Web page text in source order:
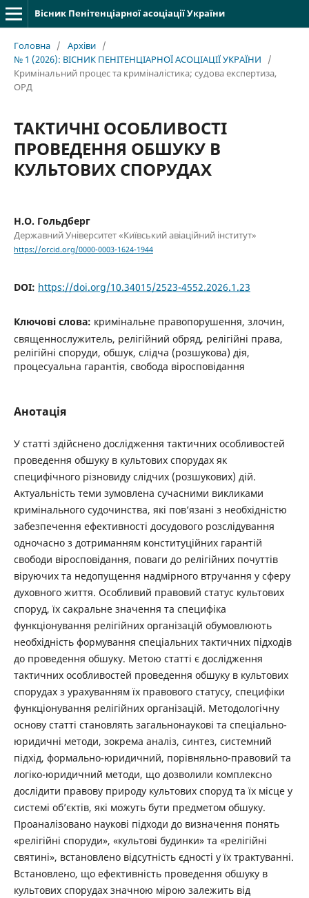
Вісник Пенітенціарної асоціації України
Головна / Архіви /
№ 1 (2026): ВІСНИК ПЕНІТЕНЦІАРНОЇ АСОЦІАЦІЇ УКРАЇНИ
/
Кримінальний процес та криміналістика; судова експертиза,
ОРД
ТАКТИЧНІ ОСОБЛИВОСТІ
ПРОВЕДЕННЯ ОБШУКУ В
КУЛЬТОВИХ СПОРУДАХ
Н.О. Гольдберг
Державний Університет «Київський авіаційний інститут»
https://orcid.org/0000-0003-1624-1944
DOI: https://doi.org/10.34015/2523-4552.2026.1.23
Ключові слова: кримінальне правопорушення, злочин,
священнослужитель, релігійний обряд, релігійні права,
релігійні споруди, обшук, слідча (розшукова) дія,
процесуальна гарантія, свобода віросповідання
Анотація
У статті здійснено дослідження тактичних особливостей
проведення обшуку в культових спорудах як
специфічного різновиду слідчих (розшукових) дій.
Актуальність теми зумовлена сучасними викликами
кримінального судочинства, які пов’язані з необхідністю
забезпечення ефективності досудового розслідування
одночасно з дотриманням конституційних гарантій
свободи віросповідання, поваги до релігійних почуттів
віруючих та недопущення надмірного втручання у сферу
духовного життя. Особливий правовий статус культових
споруд, їх сакральне значення та специфіка
функціонування релігійних організацій обумовлюють
необхідність формування спеціальних тактичних підходів
до проведення обшуку. Метою статті є дослідження
тактичних особливостей проведення обшуку в культових
спорудах з урахуванням їх правового статусу, специфіки
функціонування релігійних організацій. Методологічну
основу статті становлять загальнонаукові та спеціально-
юридичні методи, зокрема аналіз, синтез, системний
підхід, формально-юридичний, порівняльно-правовий та
логіко-юридичний методи, що дозволили комплексно
дослідити правову природу культових споруд та їх місце у
системі об’єктів, які можуть бути предметом обшуку.
Проаналізовано наукові підходи до визначення понять
«релігійні споруди», «культові будинки» та «релігійні
святині», встановлено відсутність єдності у їх трактуванні.
Встановлено, що ефективність проведення обшуку в
культових спорудах значною мірою залежить від